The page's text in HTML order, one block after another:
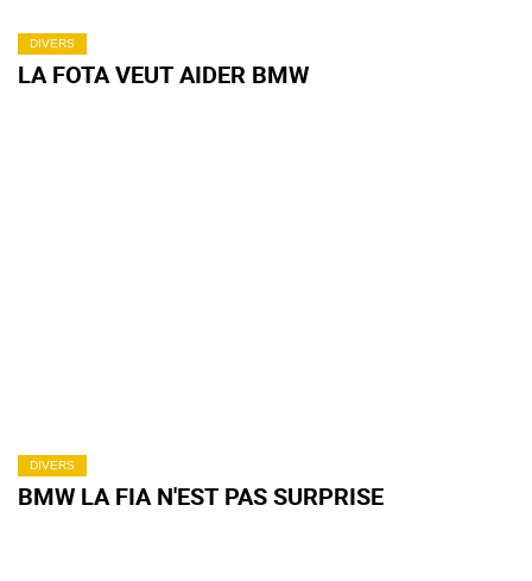
DIVERS
LA FOTA VEUT AIDER BMW
DIVERS
BMW LA FIA N'EST PAS SURPRISE